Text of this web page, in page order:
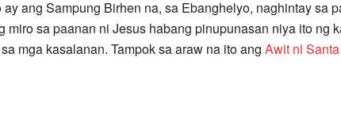
ang Sampung Birhen na, sa Ebanghelyo, naghintay sa
miro sa paanan ni Jesus habang pinupunasan niya ito ng
mga kasalanan. Tampok sa araw na ito angAwit ni